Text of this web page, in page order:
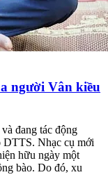
người Vân kiều
đang tác động
DTTS. Nhạc cụ mới
hữu ngày một
bào. Do đó, xu